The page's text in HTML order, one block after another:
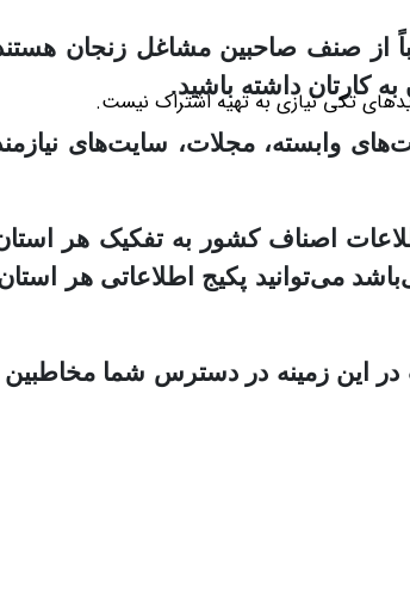
از صنف صاحبین مشاغل زنجان
کارتان داشته باشید.
وابسته، مجلات، سایت‌های
اصناف کشور به تفکیک هر
می‌توانید پکیج اطلاعاتی هر
در این زمینه در دسترس شما
تکی نیازی به تهیه اشتراک نیست.